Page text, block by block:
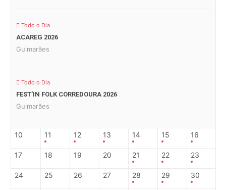
Todo o Dia
ACAREG 2026
Guimarães
Todo o Dia
FEST’IN FOLK CORREDOURA 2026
Guimarães
10 11 12 13 14 15 16
17 18 19 20 21 22 23
24 25 26 27 28 29 30